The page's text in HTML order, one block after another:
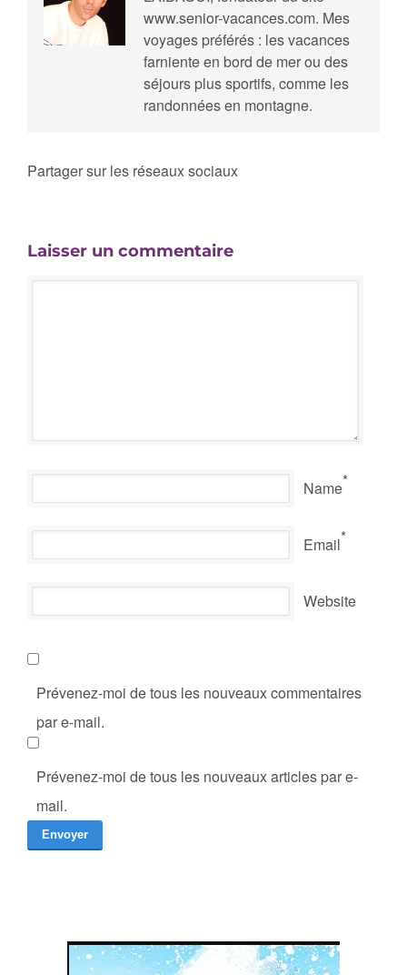
www.senior-vacances.com. Mes
voyages préférés : les vacances
farniente en bord de mer ou des
séjours plus sportifs, comme les
randonnées en montagne.
Partager sur les réseaux sociaux
Laisser un commentaire
Name*
Email*
Website
Prévenez-moi de tous les nouveaux commentaires
par e-mail.
Prévenez-moi de tous les nouveaux articles par e-
mail.